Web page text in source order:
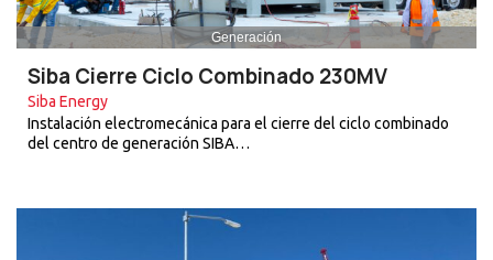
Generación
Siba Cierre Ciclo Combinado 230MV
Siba Energy
Instalación electromecánica para el cierre del ciclo combinado
del centro de generación SIBA…